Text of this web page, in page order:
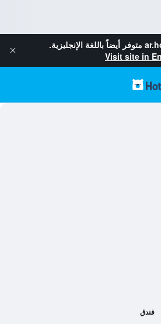
متوفر أيضاً باللغة الإنجليزية.
Visit site in
فندق